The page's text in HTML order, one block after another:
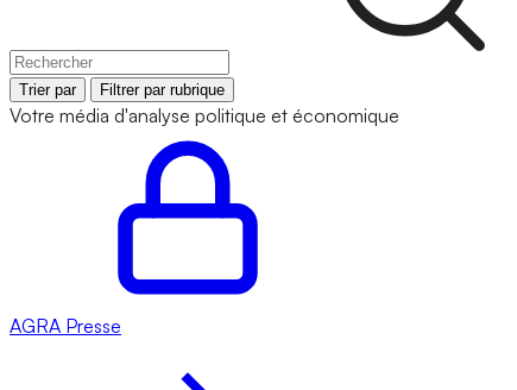
Trier par Filtrer par rubrique
Votre média d'analyse politique et économique
AGRA Presse